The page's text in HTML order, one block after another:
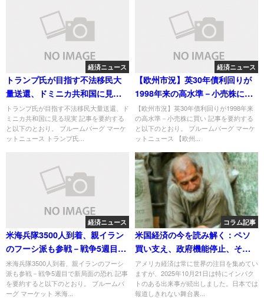
経済ニュース
トランプ氏が目指す不法移民大
量送還、ドミニカ共和国に見る
現実
トランプ氏が目指す不法移民大量送還、ド
ミニカ共和国に見る現実 記事を要約する
と以下のとおり。 ブルームバーグ マーケ
ットニュース トランプ氏...
経済ニュース
【欧州市況】英30年債利回りが
1998年来の高水準－小売株に買
い
【欧州市況】英30年債利回りが1998年来
の高水準－小売株に買い 記事を要約する
と以下のとおり。 ブルームバーグ マーケ
ットニュース 【欧州...
経済ニュース
米海兵隊3500人到着、親イラン
のフーシ派も参戦－戦争5週目で
新局面の恐れ
米海兵隊3500人到着、親イランのフーシ
派も参戦－戦争5週目で新局面の恐れ 記事
を要約すると以下のとおり。 ブルームバ
ーグ マーケット 米海...
コラム記事
米国経済の今を読み解く：ペソ
買い支え、政府機能停止、そし
て見えざるリスク
アメリカ経済は常に世界の注目を集めてい
ますが、2025年10月21日は特にインパク
トのある出来事が続出しました。日本では
報道しきれない舞台裏...